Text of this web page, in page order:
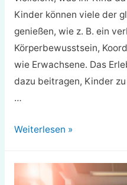
Kinder können viele der
genießen, wie z. B. ein
Körperbewusstsein,
wie Erwachsene. Das
dazu beitragen, Kinder
…
Die
von
Yoga
Weiterlesen »